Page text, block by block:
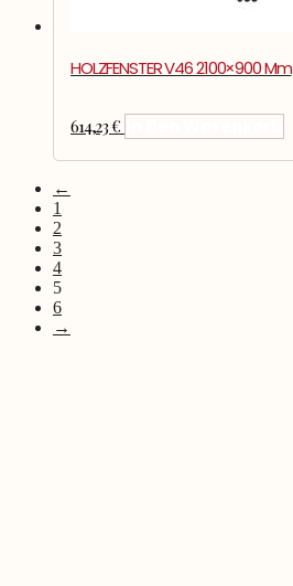
HOLZFENSTER V46 2100×900 Mm
614,23€
←
1
2
3
4
5
6
→